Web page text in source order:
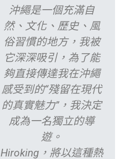
沖繩是一個充滿自
然、文化、歷史、風
俗習慣的地方，我被
它深深吸引，為了能
夠直接傳達我在沖繩
感受到的“殘留在現代
的真實魅力”，我決定
成為一名獨立的導
遊。
Hiroking，將以這種熱